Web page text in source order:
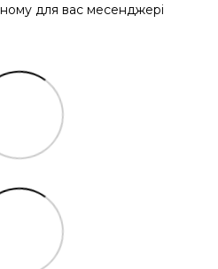
для вас месенджері